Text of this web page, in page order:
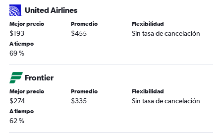
United Airlines
Mejor precio
$193
Promedio
$455
Flexibilidad
Sin tasa de cancelación
A tiempo
69 %
Frontier
Mejor precio
$274
Promedio
$335
Flexibilidad
Sin tasa de cancelación
A tiempo
62 %